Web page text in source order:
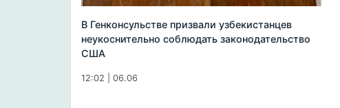
В Генконсульстве призвали узбекистанцев
неукоснительно соблюдать законодательство
США
12:02 | 06.06